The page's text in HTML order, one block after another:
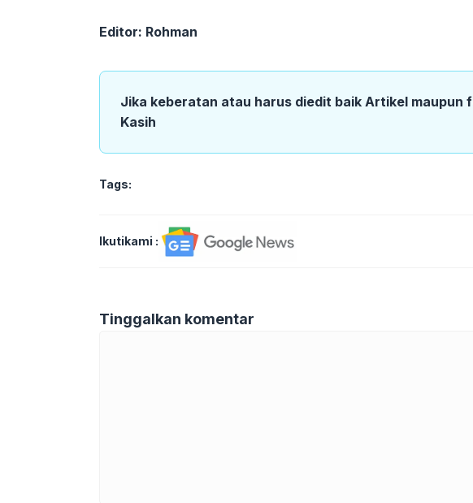
Editor: Rohman
Jika keberatan atau harus diedit baik Artikel maupun
Kasih
Tags:
Ikutikami :
Tinggalkan komentar